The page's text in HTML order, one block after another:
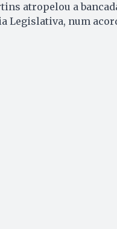
atropelou a
Legislativa, num